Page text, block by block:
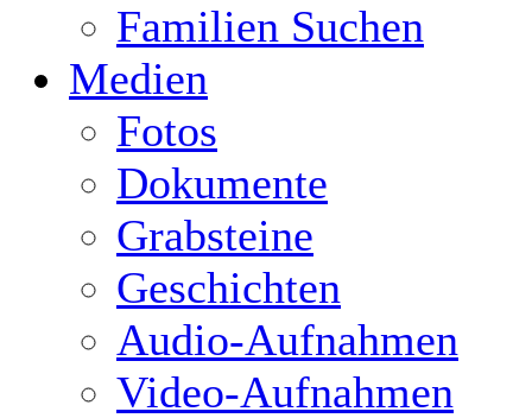
Familien Suchen
Medien
Fotos
Dokumente
Grabsteine
Geschichten
Audio-Aufnahmen
Video-Aufnahmen